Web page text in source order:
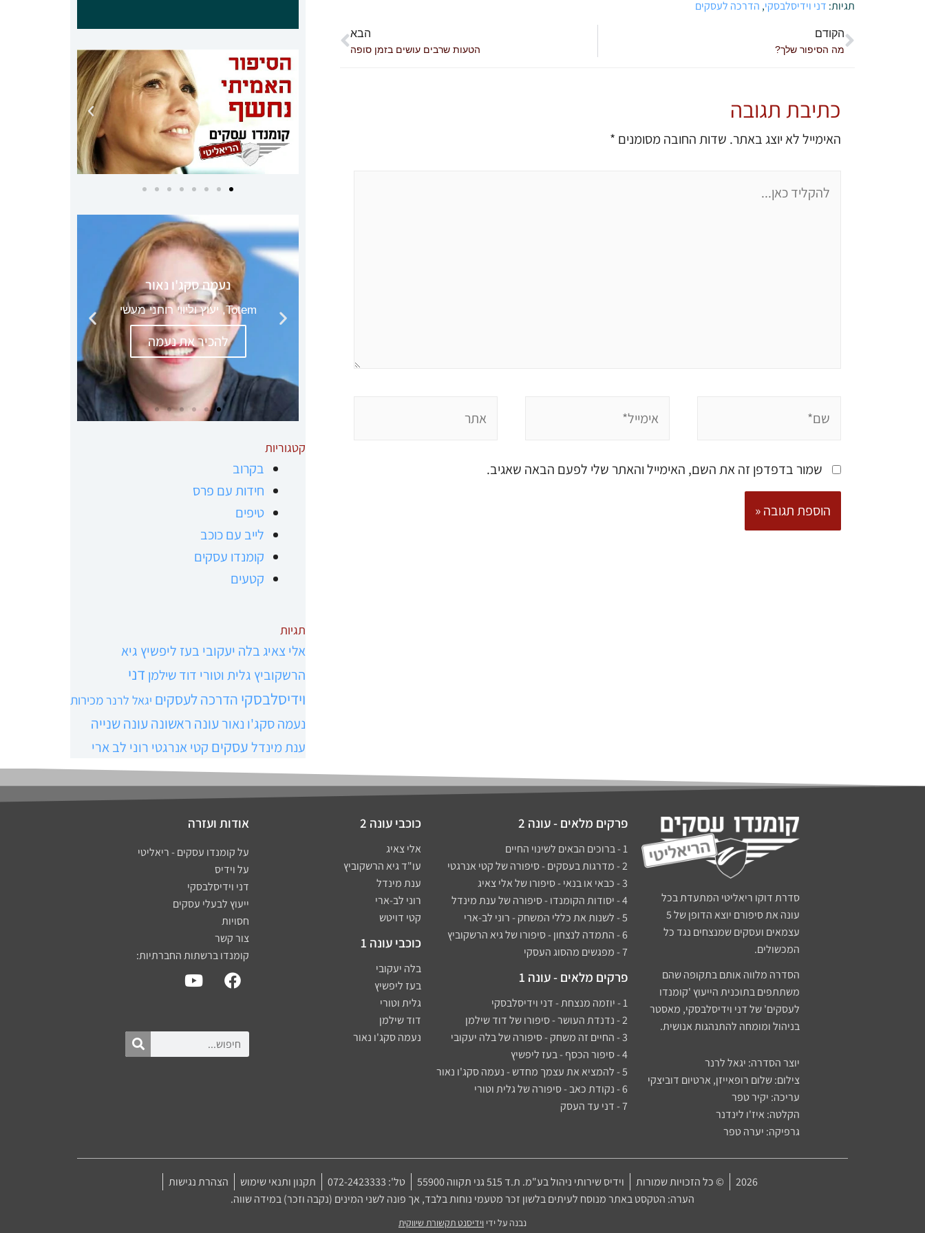
תגיות: דני וידיסלבסקי, הדרכה לעסקים
הקודם
מה הסיפור שלך?
הבא
הטעות שרבים עושים בזמן סופה
כתיבת תגובה
האימייל לא יוצג באתר. שדות החובה מסומנים *
שמור בדפדפן זה את השם, האימייל והאתר שלי לפעם הבאה שאגיב.
קטגוריות
בקרוב
חידות עם פרס
טיפים
לייב עם כוכב
קומנדו עסקים
קטעים
תגיות
אלי צאיגבלה יעקובי בעז ליפשיץ גיא
הרשקוביץ גלית וטורי דוד שילמן דני
וידיסלבסקי הדרכה לעסקים יגאל לרנרמכירות
נעמה סקג'ו נאורעונה ראשונהעונה שנייה
ענת מינדלעסקים קטי אנרגטי רוני לב ארי
סדרת דוקו ריאליטי המתעדת בכל
עונה את סיפורם יוצא הדופן של 5
עצמאים ועסקים שמנצחים נגד כל
המכשולים.
הסדרה מלווה אותם בתקופה שהם
משתתפים בתוכנית הייעוץ 'קומנדו
לעסקים' של דני וידיסלבסקי, מאסטר
בניהול ומומחה להתנהגות אנושית.
יוצר הסדרה: יגאל לרנר
צילום: שלום רופאייזן, ארטיום דוביצקי
עריכה: יקיר טפר
הקלטה: איז'ו לינדנר
גרפיקה: יערה טפר
פרקים מלאים - עונה 2
1 - ברוכים הבאים לשינוי החיים
2 - מדרגות בעסקים - סיפורה של קטי אנרגטי
3 - כבאי או בנאי - סיפורו של אלי צאיג
4 - יסודות הקומנדו - סיפורה של ענת מינדל
5 - לשנות את כללי המשחק - רוני לב-ארי
6 - התמדה לנצחון - סיפורו של גיא הרשקוביץ
7 - מפגשים מהסוג העסקי
פרקים מלאים - עונה 1
1 - יוזמה מנצחת - דני וידיסלבסקי
2 - נדנדת העושר - סיפורו של דוד שילמן​
3 - החיים זה משחק - סיפורה של בלה יעקובי
4 - סיפור הכסף - בעז ליפשיץ
5 - להמציא את עצמך מחדש - נעמה סקג'ו נאור
6 - נקודת כאב - סיפורה של גלית וטורי
7 - דני עד העסק
כוכבי עונה 2
אלי צאיג
עו"ד גיא הרשקוביץ
ענת מינדל
רוני לב-ארי
קטי דויטש
כוכבי עונה 1
בלה יעקובי
בעז ליפשיץ
גלית וטורי
דוד שילמן
נעמה סקג'ו נאור
אודות ועזרה
על קומנדו עסקים - ריאליטי
על וידיס
דני וידיסלבסקי
ייעוץ לבעלי עסקים
חסויות
צור קשר
קומנדו ברשתות החברתיות:
2026 © כל הזכויות שמורות וידיס שירותי ניהול בע"מ. ת.ד 515 גני תקווה 55900 טל': 072-2423333 תקנון ותנאי שימוש
הצהרת נגישות
הערה: הטקסט באתר מנוסח לעיתים בלשון זכר מטעמי נוחות בלבד, אך פונה לשני המינים (נקבה וזכר) במידה שווה.
נבנה על ידי וידיסנט תקשורת שיווקית